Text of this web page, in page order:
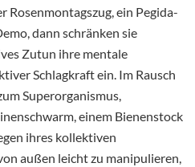
Rosenmontagszug, ein Pegida-
dann schränken sie
Zutun ihre mentale
Schlagkraft ein. Im Rausch
Superorganismus,
einem Bienenstock
ihres kollektiven
außen leicht zu manipulieren,